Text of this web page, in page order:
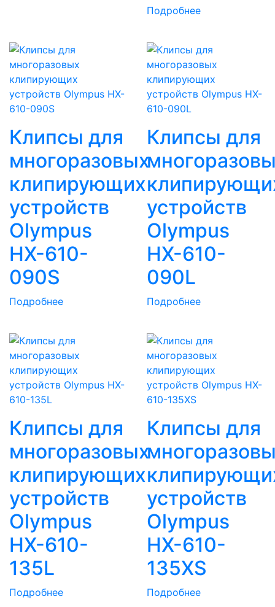
Подробнее
Клипсы для
многоразовых
клипирующих
устройств
Olympus
HX-610-
090S
Подробнее
Клипсы для
устройств
Olympus
HX-610-
090L
Подробнее
Клипсы для
многоразовых
клипирующих
устройств
Olympus
HX-610-
135L
Подробнее
Клипсы для
устройств
Olympus
HX-610-
135XS
Подробнее